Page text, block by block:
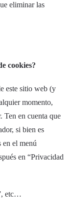
eliminar las
cookies?
este sitio web (y
momento,
Ten en cuenta que
si bien es
el menú
en “Privacidad
etc…